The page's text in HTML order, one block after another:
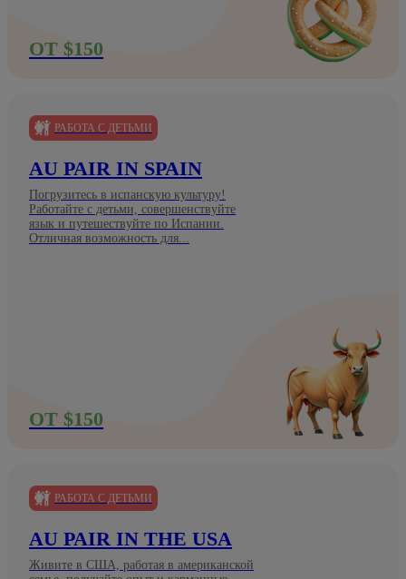
ОТ $150
РАБОТА С ДЕТЬМИ
AU PAIR IN SPAIN
Погрузитесь в испанскую культуру!
Работайте с детьми, совершенствуйте
язык и путешествуйте по Испании.
Отличная возможность для...
ОТ $150
РАБОТА С ДЕТЬМИ
AU PAIR IN THE USA
Живите в США, работая в американской